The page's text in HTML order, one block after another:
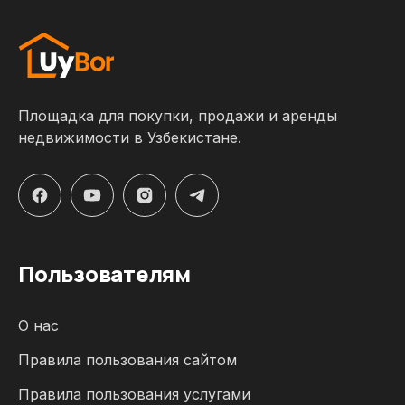
Площадка для покупки, продажи и аренды
недвижимости в Узбекистане.
Пользователям
О нас
Правила пользования сайтом
Правила пользования услугами